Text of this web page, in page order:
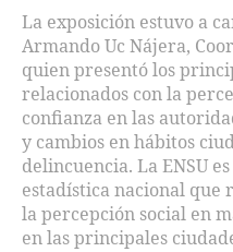
La exposición estuvo a
Armando Uc Nájera,
quien presentó los
relacionados con la
confianza en las
y cambios en hábitos
delincuencia. La ENSU
estadística nacional que
la percepción social en
en las principales